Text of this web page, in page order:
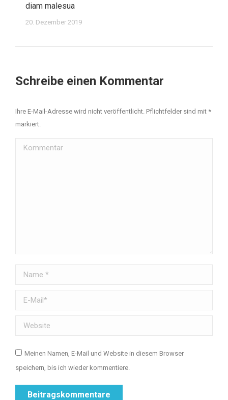
diam malesua
20. Dezember 2019
Schreibe einen Kommentar
Ihre E-Mail-Adresse wird nicht veröffentlicht. Pflichtfelder sind mit *
markiert.
Kommentar
Name *
E-Mail *
Website
Meinen Namen, E-Mail und Website in diesem Browser
speichern, bis ich wieder kommentiere.
Beitragskommentare